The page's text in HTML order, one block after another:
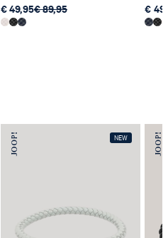
€ 49,95€ 89,95
€